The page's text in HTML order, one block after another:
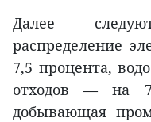
Далее
распределение
7,5 процента,
отходов — на
добывающая